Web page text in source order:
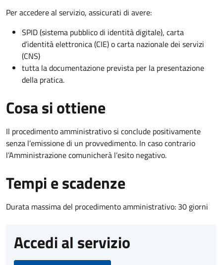
Per accedere al servizio, assicurati di avere:
SPID (sistema pubblico di identità digitale), carta
d’identità elettronica (CIE) o carta nazionale dei servizi
(CNS)
tutta la documentazione prevista per la presentazione
della pratica.
Cosa si ottiene
Il procedimento amministrativo si conclude positivamente
senza l’emissione di un provvedimento. In caso contrario
l’Amministrazione comunicherà l’esito negativo.
Tempi e scadenze
Durata massima del procedimento amministrativo: 30 giorni
Accedi al servizio